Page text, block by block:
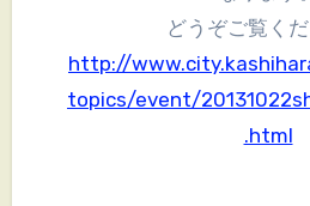
どうぞご覧くだ
http://
topics/event/
.html